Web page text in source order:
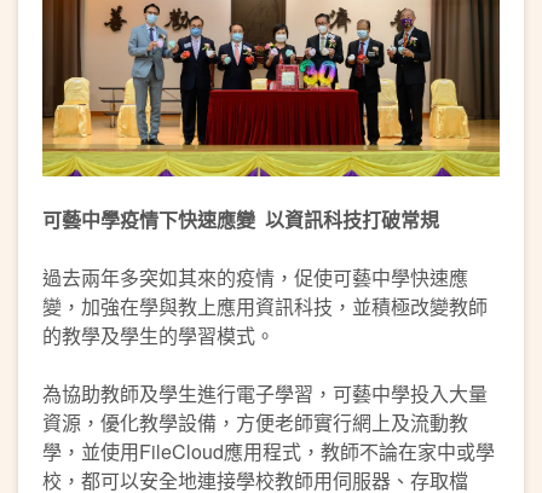
可藝中學疫情下快速應變 以資訊科技打破常規
過去兩年多突如其來的疫情，促使可藝中學快速應
變，加強在學與教上應用資訊科技，並積極改變教師
的教學及學生的學習模式。
為協助教師及學生進行電子學習，可藝中學投入大量
資源，優化教學設備，方便老師實行網上及流動教
學，並使用FileCloud應用程式，教師不論在家中或學
校，都可以安全地連接學校教師用伺服器、存取檔